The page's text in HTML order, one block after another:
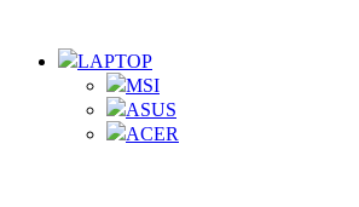
LAPTOP
MSI
ASUS
ACER